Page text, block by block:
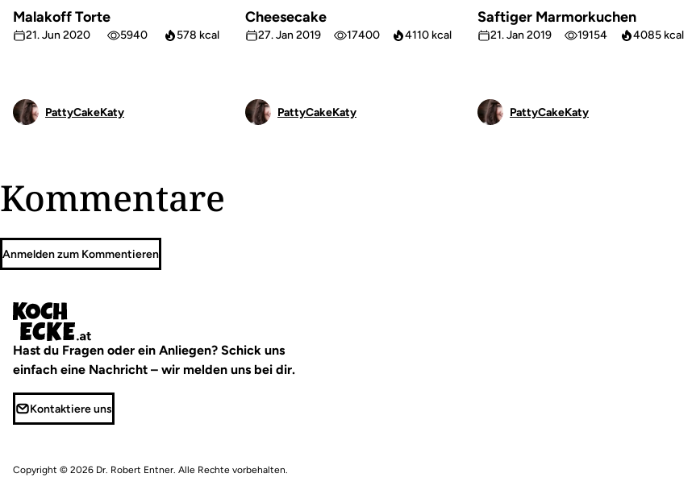
Malakoff Torte
21. Jun 2020 5940 578 kcal
PattyCakeKaty
Cheesecake
27. Jan 2019 17400 4110 kcal
PattyCakeKaty
Saftiger Marmorkuchen
21. Jan 2019 19154 4085 kcal
PattyCakeKaty
Kommentare
Anmelden zum Kommentieren
Hast du Fragen oder ein Anliegen? Schick uns
einfach eine Nachricht – wir melden uns bei dir.
Kontaktiere uns
Copyright © 2026 Dr. Robert Entner. Alle Rechte vorbehalten.